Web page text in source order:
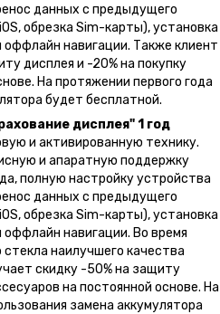
данных с предыдущего
обрезка Sim-карты), установка
навигации. Также клиент
дисплея и -20% на покупку
На протяжении первого года
будет бесплатной.
дисплея" 1 год
и активированную технику.
и апаратную поддержку
полную настройку устройства
данных с предыдущего
обрезка Sim-карты), установка
навигации. Во время
наилучшего качества
скидку -50% на защиту
на постоянной основе. На
замена аккумулятора